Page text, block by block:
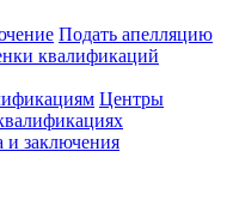
Подать апелляцию
квалификаций
Центры
и заключения